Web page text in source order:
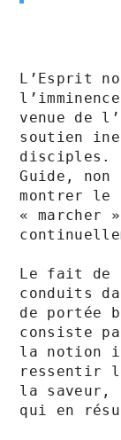
L’Esprit
venue de
soutien
disciples.
Guide, non
montrer le
« marcher
Le fait de
conduits
de portée
consiste
la notion
ressentir
la saveur,
qui en